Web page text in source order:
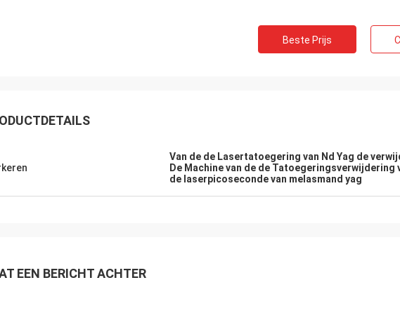
Beste Prijs
Van de de Lasertatoegering van Nd Yag de
De Machine van de de
de laserpicoseconde van melasmand yag
EEN BERICHT ACHTER